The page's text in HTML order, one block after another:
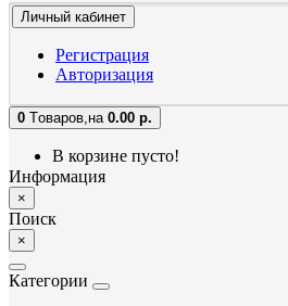
Личный кабинет
Регистрация
Авторизация
0 Tоваров, на 0.00 р.
В корзине пусто!
Информация
×
Поиск
×
Категории